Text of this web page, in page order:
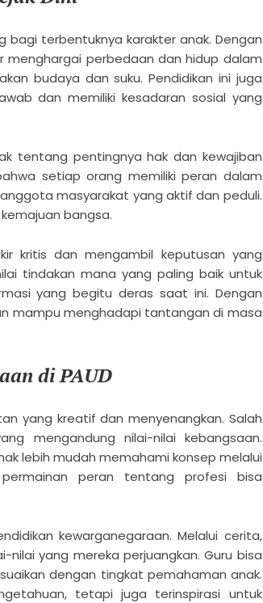
bagi terbentuknya karakter anak. Dengan
menghargai perbedaan dan hidup dalam
budaya dan suku. Pendidikan ini juga
dan memiliki kesadaran sosial yang
tentang pentingnya hak dan kewajiban
setiap orang memiliki peran dalam
masyarakat yang aktif dan peduli.
bangsa.
kritis dan mengambil keputusan yang
tindakan mana yang paling baik untuk
yang begitu deras saat ini. Dengan
mampu menghadapi tantangan di masa
di PAUD
yang kreatif dan menyenangkan. Salah
mengandung nilai-nilai kebangsaan.
lebih mudah memahami konsep melalui
peran tentang profesi bisa
kewarganegaraan. Melalui cerita,
yang mereka perjuangkan. Guru bisa
dengan tingkat pemahaman anak.
tetapi juga terinspirasi untuk